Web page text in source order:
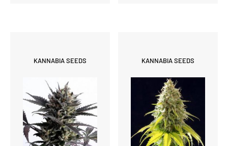
KANNABIA SEEDS KANNABIA SEEDS